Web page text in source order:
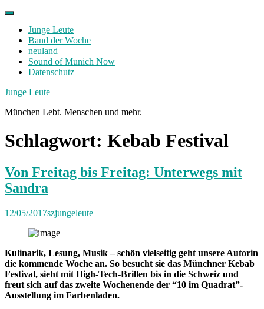
Skip
contentJunge Leute
Band der Woche
neuland
Sound of Munich Now
Datenschutz
Facebook
Twitter
Instagram
Junge Leute
München Lebt. Menschen und mehr.
Schlagwort: Kebab Festival
Von Freitag bis Freitag: Unterwegs mit
Sandra
12/05/2017szjungeleute
Kulinarik, Lesung, Musik – schön vielseitig geht unsere Autorin
die kommende Woche an. So besucht sie das Münchner Kebab
Festival, sieht mit High-Tech-Brillen bis in die Schweiz und
freut sich auf das zweite Wochenende der “10 im Quadrat”-
Ausstellung im Farbenladen.